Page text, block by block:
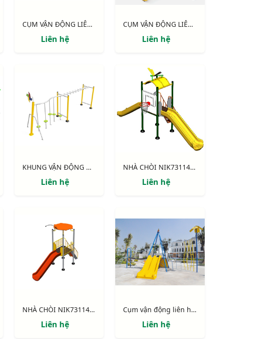
CỤM VẬN ĐỘNG LIÊN HOÀN 2 MÁI CHE, TRỤ GỖ NIK703221W
Liên hệ
CỤM VẬN ĐỘNG LIÊN HOÀN 2 MÁI CHE NIK703211
Liên hệ
KHUNG VẬN ĐỘNG NIK731003-DT: CHUYỀN DÂY - THANG NGANG
Liên hệ
NHÀ CHÒI NIK731146-4: Thang leo, 2 cầu trượt, bóng rổ
Liên hệ
NHÀ CHÒI NIK731146-1 : Thang leo, cầu trượt
Liên hệ
Cụm vận động liên hoàn "Ốc đảo"
Liên hệ